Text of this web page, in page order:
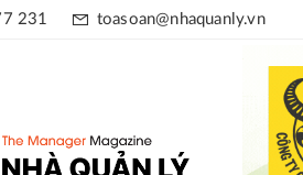
231 toasoan@nhaquanly.vn